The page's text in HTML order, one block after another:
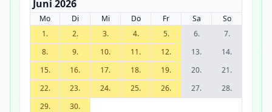
Juni 2026
Mo Di Mi Do Fr Sa
So
1.
2. 3. 4. 5. 6.
7.
8.
9. 10. 11. 12. 13.
14.
15.
16. 17. 18. 19. 20.
21.
22.
23. 24. 25. 26. 27.
28.
29.
30.